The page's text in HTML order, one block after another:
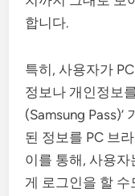
합니다.
특히, 사용자가
정보나 개인정보
(Samsung Pass)’
된 정보를 PC 브
이를 통해, 사용
게 로그인을 할 수